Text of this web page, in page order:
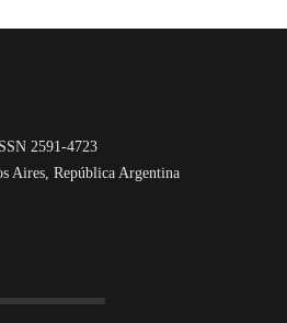
2591-4723
Aires, República Argentina